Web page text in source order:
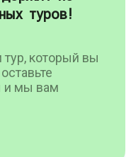
туров!
тур, который вы
и мы вам